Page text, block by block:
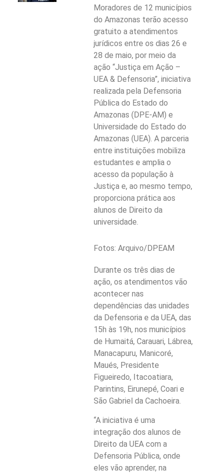
Moradores de 12 municípios
do Amazonas terão acesso
gratuito a atendimentos
jurídicos entre os dias 26 e
28 de maio, por meio da
ação “Justiça em Ação –
UEA & Defensoria”, iniciativa
realizada pela Defensoria
Pública do Estado do
Amazonas (DPE-AM) e
Universidade do Estado do
Amazonas (UEA). A parceria
entre instituições mobiliza
estudantes e amplia o
acesso da população à
Justiça e, ao mesmo tempo,
proporciona prática aos
alunos de Direito da
universidade.
Fotos: Arquivo/DPEAM
Durante os três dias de
ação, os atendimentos vão
acontecer nas
dependências das unidades
da Defensoria e da UEA, das
15h às 19h, nos municípios
de Humaitá, Carauari, Lábrea,
Manacapuru, Manicoré,
Maués, Presidente
Figueiredo, Itacoatiara,
Parintins, Eirunepé, Coari e
São Gabriel da Cachoeira.
“A iniciativa é uma
integração dos alunos de
Direito da UEA com a
Defensoria Pública, onde
eles vão aprender, na